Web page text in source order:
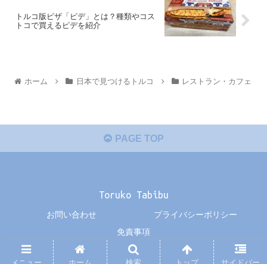
トルコ版ピザ「ピデ」とは？種類やコス
トコで買えるピデを紹介
ホーム 日本で見つけるトルコ レストラン・カフェ
PAGE TOP
Toruko Tabibu
お問い合わせ
プライバシーポリシー
免責事項
© 2019 Toruko Tabibu.